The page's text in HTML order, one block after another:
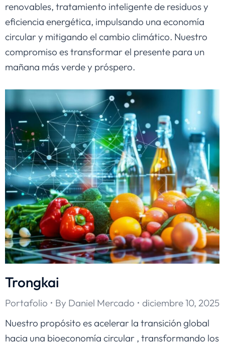
renovables, tratamiento inteligente de residuos y
eficiencia energética, impulsando una economía
circular y mitigando el cambio climático. Nuestro
compromiso es transformar el presente para un
mañana más verde y próspero.
Trongkai
Portafolio By Daniel Mercado
diciembre 10, 2025
Nuestro propósito es acelerar la transición global
hacia una bioeconomía circular , transformando los